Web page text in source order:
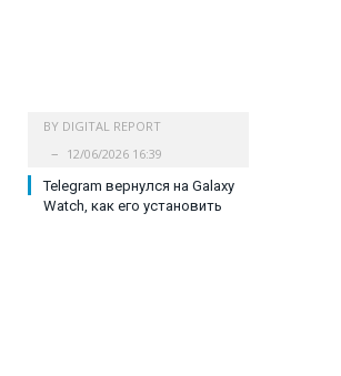
BY DIGITAL REPORT
12/06/2026 16:39
Telegram вернулся на Galaxy
Watch, как его установить